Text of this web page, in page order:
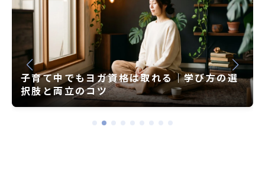
子育て中でもヨガ資格は取れる｜学び方の選
択肢と両立のコツ